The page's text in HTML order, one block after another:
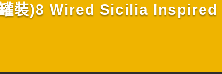
罐裝)8 Wired Sicilia